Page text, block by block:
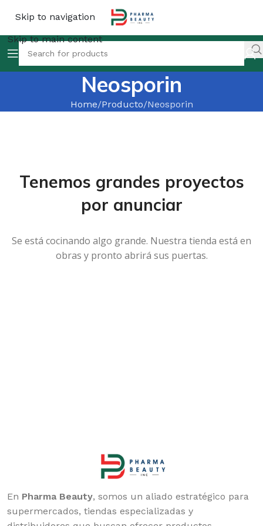
Skip to navigation
Skip to main content
Neosporin
Home Producto Neosporin
Tenemos grandes proyectos
por anunciar
Se está cocinando algo grande. Nuestra tienda está en
obras y pronto abrirá sus puertas.
En Pharma Beauty, somos un aliado estratégico para
supermercados, tiendas especializadas y